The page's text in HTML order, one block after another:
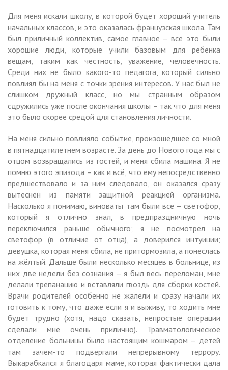
Для меня искали школу, в которой будет хороший учитель
начальных классов, и это оказалась французская школа. Там
был приличный коллектив, самое главное – всё это были
хорошие люди, которые учили базовым для ребёнка
вещам, таким как честность, уважение, человечность.
Среди них не было какого-то педагога, который сильно
повлиял бы на меня с точки зрения интересов. У нас был не
слишком дружный класс, но мы странным образом
сдружились уже после окончания школы – так что для меня
это было скорее средой для становления личности.
На меня сильно повлияло событие, произошедшее со мной
в пятнадцатилетнем возрасте. За день до Нового года мы с
отцом возвращались из гостей, и меня сбила машина. Я не
помню этого эпизода – как и всё, что ему непосредственно
предшествовало и за ним следовало, он оказался сразу
вытеснен из памяти защитной реакцией организма.
Насколько я понимаю, виноваты там были все – светофор,
который я отлично знал, в предпраздничную ночь
переключился раньше обычного; я не посмотрел на
светофор (в отличие от отца), а доверился интуиции;
девушка, которая меня сбила, не притормозила, а понеслась
на жёлтый. Дальше были несколько месяцев в больнице, из
них две недели без сознания – я был весь переломан, мне
делали трепанацию и вставляли гвоздь для сборки костей.
Врачи родителей особенно не жалели и сразу начали их
готовить к тому, что даже если я и выживу, то ходить мне
будет трудно (хотя, надо сказать, непростые операции
сделали мне очень прилично). Травматологическое
отделение больницы было настоящим кошмаром – детей
там зачем-то подвергали непрерывному террору.
Выкарабкался я благодаря маме, которая фактически дала